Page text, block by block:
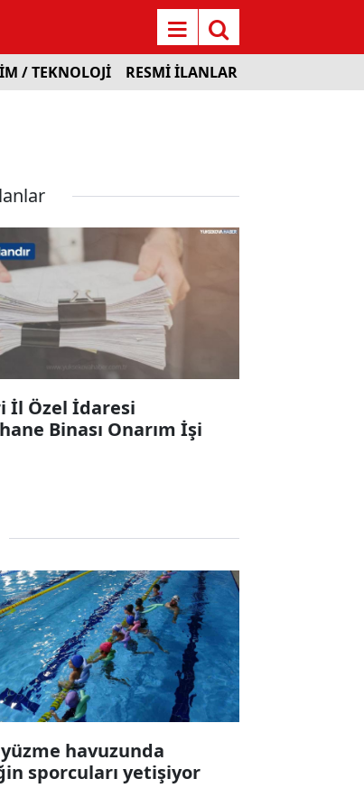
/ TEKNOLOJİ RESMİ İLANLAR
İl Özel İdaresi
Binası Onarım İşi
havuzunda
sporcuları yetişiyor